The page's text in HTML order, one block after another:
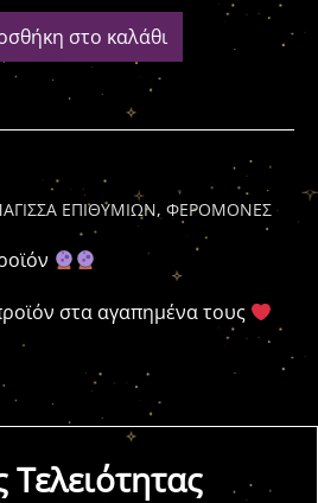
στο καλάθι
ΕΠΙΘΥΜΙΩΝ, ΦΕΡΟΜΟΝΕΣ
στα αγαπημένα τους
Τελειότητας